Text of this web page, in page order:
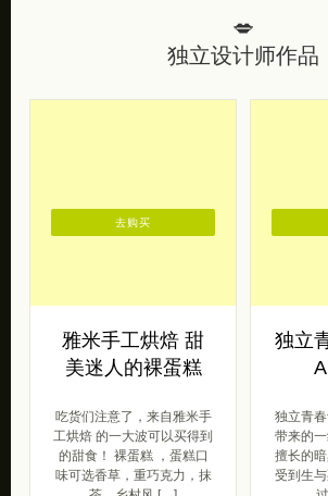
💋
独立设计师作品
雅米手工烘焙 甜
美迷人的裸蛋糕
吃货们注意了，来自雅米手
工烘焙 的一大波可以买得到
的甜食！ 裸蛋糕 ，蛋糕口
味可选香草，重巧克力，抹
去购买
独立
独立青
带来的
擅长的
受到生